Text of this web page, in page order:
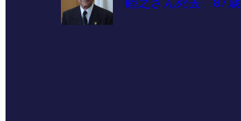
睦之さん死去 87歳